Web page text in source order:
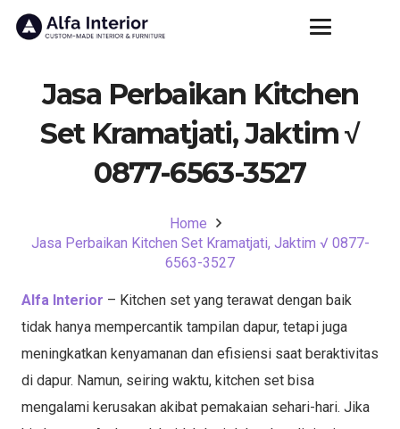
Jasa Perbaikan Kitchen
Set Kramatjati, Jaktim √
0877-6563-3527
Home
Jasa Perbaikan Kitchen Set Kramatjati, Jaktim √ 0877-
6563-3527
Alfa Interior – Kitchen set yang terawat dengan baik
tidak hanya mempercantik tampilan dapur, tetapi juga
meningkatkan kenyamanan dan efisiensi saat beraktivitas
di dapur. Namun, seiring waktu, kitchen set bisa
mengalami kerusakan akibat pemakaian sehari-hari. Jika